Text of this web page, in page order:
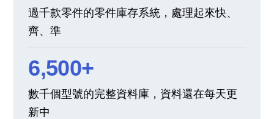
過千款零件的零件庫存系統，處理起來快、
齊、準
6,500+
數千個型號的完整資料庫，資料還在每天更
新中